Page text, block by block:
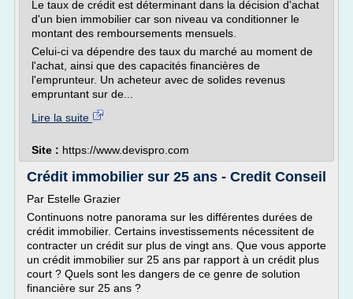
Le taux de crédit est déterminant dans la décision d'achat
d'un bien immobilier car son niveau va conditionner le
montant des remboursements mensuels.
Celui-ci va dépendre des taux du marché au moment de
l'achat, ainsi que des capacités financières de
l'emprunteur. Un acheteur avec de solides revenus
empruntant sur de...
Lire la suite
Site : https://www.devispro.com
Crédit immobilier sur 25 ans - Credit Conseil
Par Estelle Grazier
Continuons notre panorama sur les différentes durées de
crédit immobilier. Certains investissements nécessitent de
contracter un crédit sur plus de vingt ans. Que vous apporte
un crédit immobilier sur 25 ans par rapport à un crédit plus
court ? Quels sont les dangers de ce genre de solution
financière sur 25 ans ?